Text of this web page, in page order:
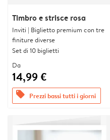
Timbro e strisce rosa
Inviti | Biglietto premium con tre
finiture diverse
Set di 10 biglietti
Da
14,99 €
offers Prezzi bassi tutti i giorni